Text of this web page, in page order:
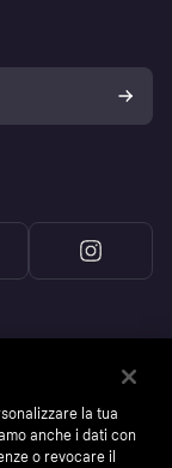
la tua
anche i dati con
o revocare il